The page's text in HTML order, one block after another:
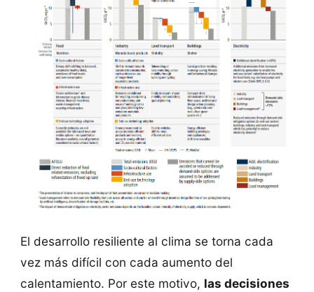
El desarrollo resiliente al clima se torna cada
vez más difícil con cada aumento del
calentamiento. Por este motivo, las decisiones